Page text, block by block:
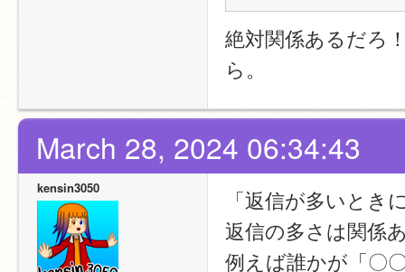
絶対関係あるだろ
ら。
March 28, 2024 06:34:43
kensin3050
「返信が多いと
返信の多さは関係
例えば誰かが「〇